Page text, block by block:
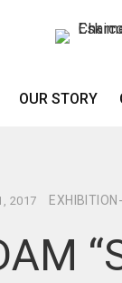
OUR STORY
2017